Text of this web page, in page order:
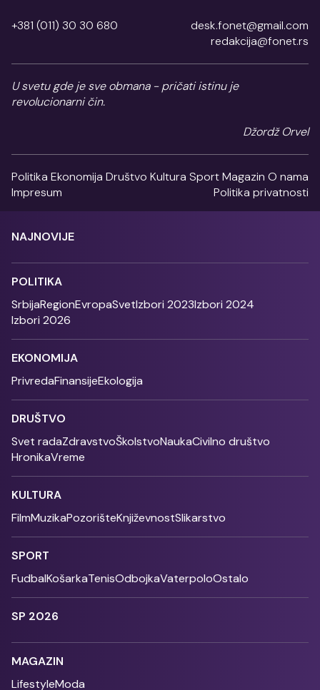
+381 (011) 30 30 680
desk.fonet@gmail.com
redakcija@fonet.rs
U svetu gde je sve obmana - pričati istinu je
revolucionarni čin.
Džordž Orvel
Politika Ekonomija Društvo Kultura SportMagazin O nama
Impresum
Politika privatnosti
NAJNOVIJE
POLITIKA
SrbijaRegionEvropaSvetIzbori 2023Izbori 2024
Izbori 2026
EKONOMIJA
PrivredaFinansijeEkologija
DRUŠTVO
Svet radaZdravstvoŠkolstvoNaukaCivilno društvo
HronikaVreme
KULTURA
FilmMuzikaPozorišteKnjiževnostSlikarstvo
SPORT
FudbalKošarkaTenisOdbojkaVaterpoloOstalo
SP 2026
MAGAZIN
LifestyleModa